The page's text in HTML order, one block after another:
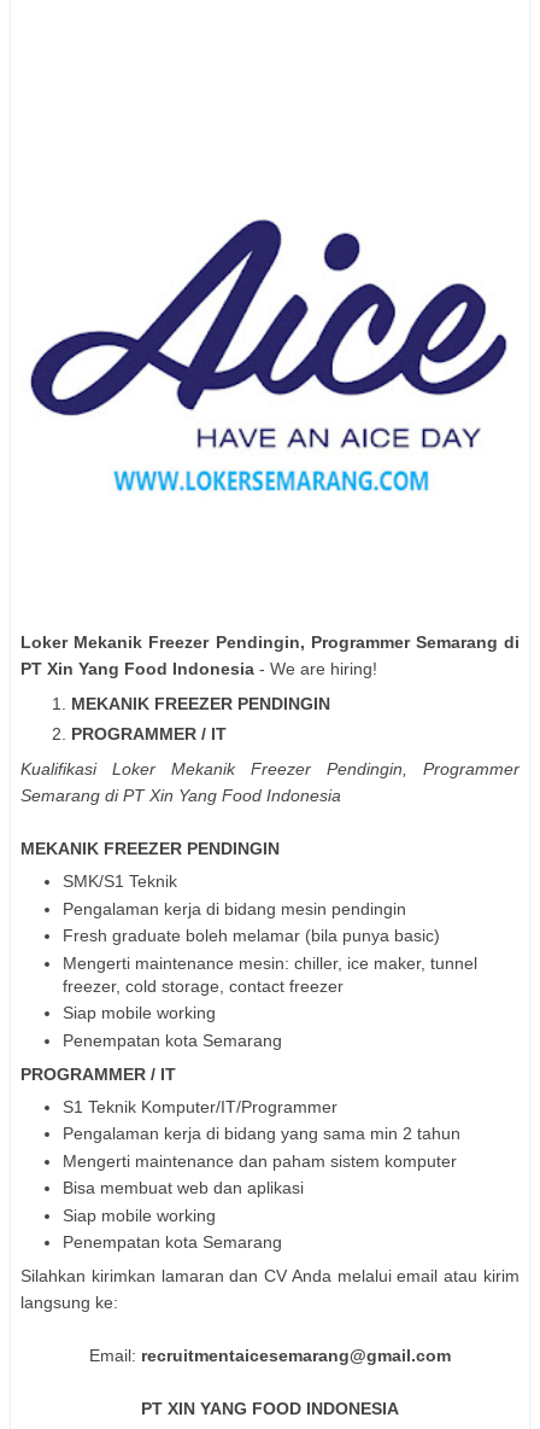
Loker Mekanik Freezer Pendingin, Programmer Semarang di
PT Xin Yang Food Indonesia - We are hiring!
MEKANIK FREEZER PENDINGIN
PROGRAMMER / IT
Kualifikasi Loker Mekanik Freezer Pendingin, Programmer
Semarang di PT Xin Yang Food Indonesia
MEKANIK FREEZER PENDINGIN
SMK/S1 Teknik
Pengalaman kerja di bidang mesin pendingin
Fresh graduate boleh melamar (bila punya basic)
Mengerti maintenance mesin: chiller, ice maker, tunnel
freezer, cold storage, contact freezer
Siap mobile working
Penempatan kota Semarang
PROGRAMMER / IT
S1 Teknik Komputer/IT/Programmer
Pengalaman kerja di bidang yang sama min 2 tahun
Mengerti maintenance dan paham sistem komputer
Bisa membuat web dan aplikasi
Siap mobile working
Penempatan kota Semarang
Silahkan kirimkan lamaran dan CV Anda melalui email atau kirim
langsung ke:
Email: recruitmentaicesemarang@gmail.com
PT XIN YANG FOOD INDONESIA